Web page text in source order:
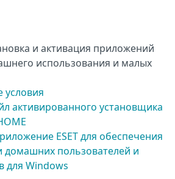
и активация приложений
использования и малых
активированного установщика
ESET для обеспечения
домашних пользователей и
для Windows